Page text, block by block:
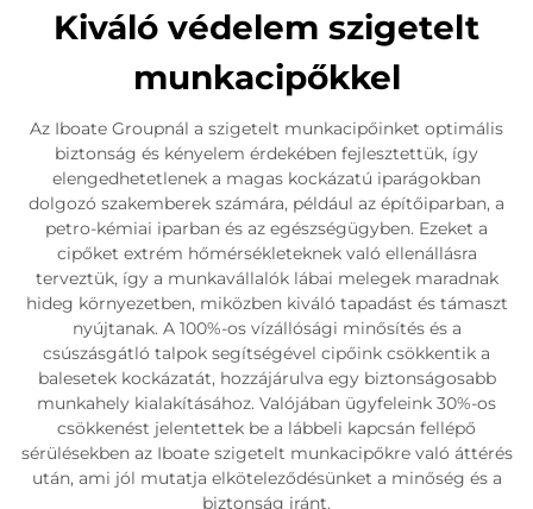
Kiváló védelem szigetelt
munkacipőkkel
Az Iboate Groupnál a szigetelt munkacipőinket optimális
biztonság és kényelem érdekében fejlesztettük, így
elengedhetetlenek a magas kockázatú iparágokban
dolgozó szakemberek számára, például az építőiparban, a
petro-kémiai iparban és az egészségügyben. Ezeket a
cipőket extrém hőmérsékleteknek való ellenállásra
terveztük, így a munkavállalók lábai melegek maradnak
hideg környezetben, miközben kiváló tapadást és támaszt
nyújtanak. A 100%-os vízállósági minősítés és a
csúszásgátló talpok segítségével cipőink csökkentik a
balesetek kockázatát, hozzájárulva egy biztonságosabb
munkahely kialakításához. Valójában ügyfeleink 30%-os
csökkenést jelentettek be a lábbeli kapcsán fellépő
sérülésekben az Iboate szigetelt munkacipőkre való áttérés
után, ami jól mutatja elköteleződésünket a minőség és a
biztonság iránt.